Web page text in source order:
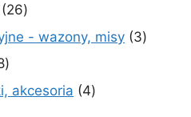
2626
- wazony, misy 33
18
produktów
akcesoria 44